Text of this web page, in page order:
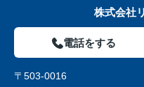
株式会社
電話をする
〒503-0016